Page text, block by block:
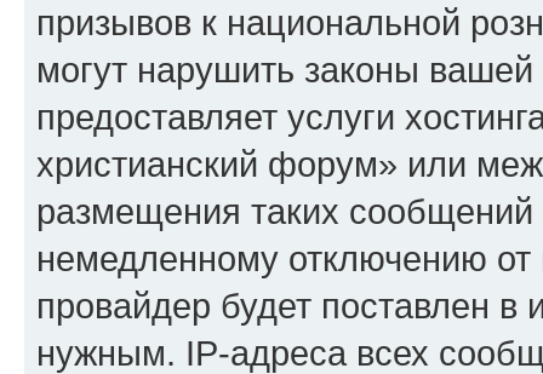
призывов к национальной
могут нарушить законы
предоставляет услуги
христианский форум» или
размещения таких
немедленному отключению
провайдер будет поставлен в
нужным. IP-адреса всех